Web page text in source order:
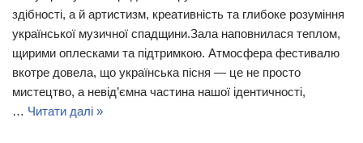
здібності, а й артистизм, креативність та глибоке розуміння
української музичної спадщини.Зала наповнилася теплом,
щирими оплесками та підтримкою. Атмосфера фестивалю
вкотре довела, що українська пісня — це не просто
мистецтво, а невід’ємна частина нашої ідентичності,
… Читати далі »